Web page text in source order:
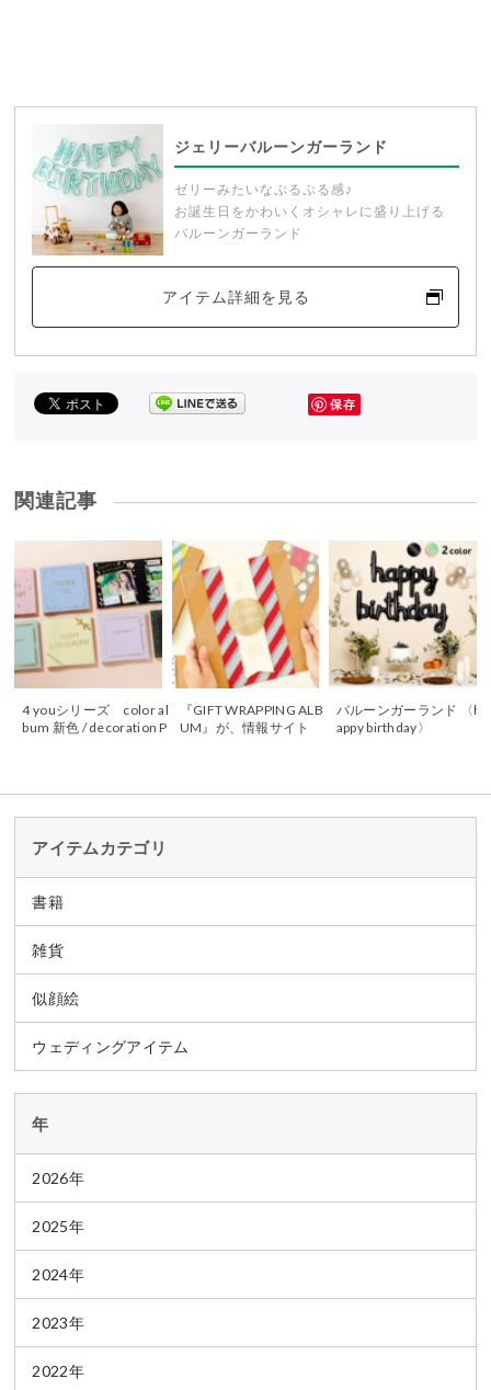
ジェリーバルーンガーランド
ゼリーみたいなぷるぷる感♪
お誕生日をかわいくオシャレに盛り上げる
バルーンガーランド
アイテム詳細を見る
保存
関連記事
4 youシリーズ color al
bum 新色 / decoration P
『GIFT WRAPPING ALB
UM』が、情報サイト
バルーンガーランド 〈h
appy birthday〉
アイテムカテゴリ
書籍
雑貨
似顔絵
ウェディングアイテム
年
2026年
2025年
2024年
2023年
2022年